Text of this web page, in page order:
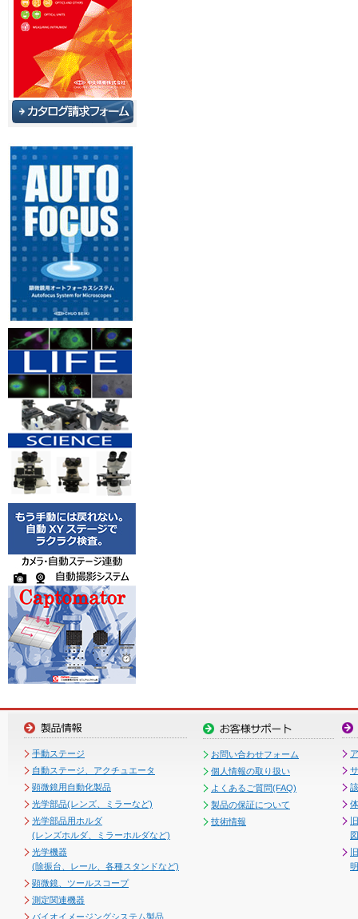
手動ステージ
自動ステージ、アクチュエータ
顕微鏡用自動化製品
光学部品(レンズ、ミラーなど)
光学部品用ホルダ
(レンズホルダ、ミラーホルダなど)
光学機器
(除振台、レール、各種スタンドなど)
顕微鏡、ツールスコープ
測定関連機器
バイオイメージングシステム製品
お問い合わせフォーム
個人情報の取り扱い
よくあるご質問(FAQ)
製品の保証について
技術情報